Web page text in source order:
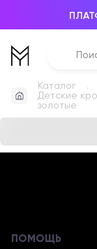
Каталог
Детские
золотые
ПОМОЩЬ